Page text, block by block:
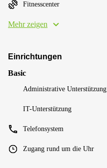
Fitnesscenter
Mehr zeigen
Einrichtungen
Basic
Administrative Unterstützung
IT-Unterstützung
Telefonsystem
Zugang rund um die Uhr